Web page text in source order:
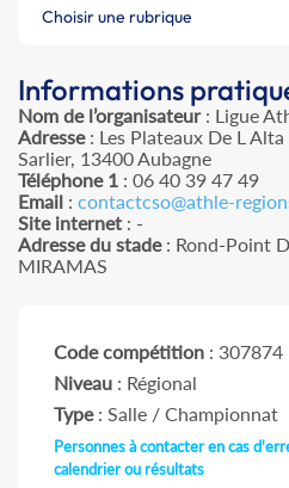
Choisir une rubrique
Informations
Nom de l’organisateur: Ligue
Adresse: Les Plateaux De L
Sarlier, 13400 Aubagne
Téléphone 1 : 06 40 39 47 49
Email : contactcso@athle-
Site internet : -
Adresse du stade: Rond-Point
MIRAMAS
Code compétition : 307874
Niveau : Régional
Type: Salle / Championnat
Personnes à contacter en cas
calendrier ou résultats